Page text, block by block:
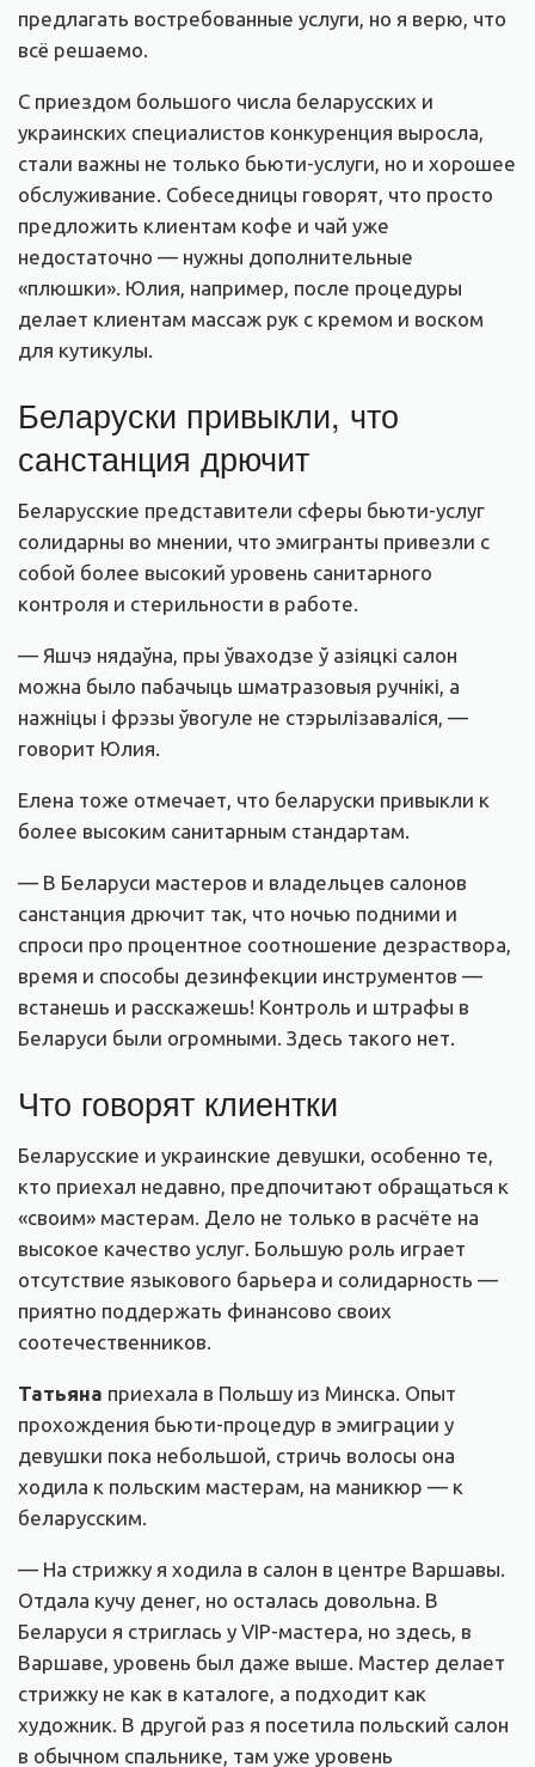
предлагать востребованные услуги, но я верю, что
всё решаемо.
С приездом большого числа беларусских и
украинских специалистов конкуренция выросла,
стали важны не только бьюти-услуги, но и хорошее
обслуживание. Собеседницы говорят, что просто
предложить клиентам кофе и чай уже
недостаточно — нужны дополнительные
«плюшки». Юлия, например, после процедуры
делает клиентам массаж рук с кремом и воском
для кутикулы.
Беларуски привыкли, что
санстанция дрючит
Беларусские представители сферы бьюти-услуг
солидарны во мнении, что эмигранты привезли с
собой более высокий уровень санитарного
контроля и стерильности в работе.
— Яшчэ нядаўна, пры ўваходзе ў азіяцкі салон
можна было пабачыць шматразовыя ручнікі, а
нажніцы і фрэзы ўвогуле не стэрылізаваліся, —
говорит Юлия.
Елена тоже отмечает, что беларуски привыкли к
более высоким санитарным стандартам.
— В Беларуси мастеров и владельцев салонов
санстанция дрючит так, что ночью подними и
спроси про процентное соотношение дезраствора,
время и способы дезинфекции инструментов —
встанешь и расскажешь! Контроль и штрафы в
Беларуси были огромными. Здесь такого нет.
Что говорят клиентки
Беларусские и украинские девушки, особенно те,
кто приехал недавно, предпочитают обращаться к
«своим» мастерам. Дело не только в расчёте на
высокое качество услуг. Большую роль играет
отсутствие языкового барьера и солидарность —
приятно поддержать финансово своих
соотечественников.
Татьяна приехала в Польшу из Минска. Опыт
прохождения бьюти-процедур в эмиграции у
девушки пока небольшой, стричь волосы она
ходила к польским мастерам, на маникюр — к
беларусским.
— На стрижку я ходила в салон в центре Варшавы.
Отдала кучу денег, но осталась довольна. В
Беларуси я стриглась у VIP-мастера, но здесь, в
Варшаве, уровень был даже выше. Мастер делает
стрижку не как в каталоге, а подходит как
художник. В другой раз я посетила польский салон
в обычном спальнике, там уже уровень